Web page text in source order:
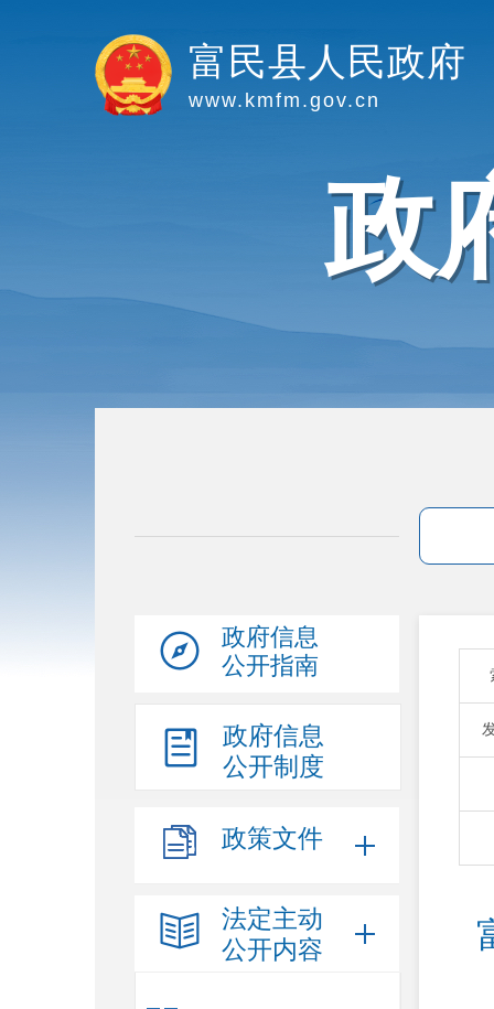
富民县人民政府
www.kmfm.gov.cn
政
政府信息
公开指南
政府信息
公开制度
政策文件
法定主动
公开内容